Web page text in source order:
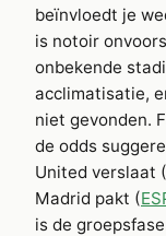
beïnvloedt je
is notoir
onbekende
acclimatisatie,
niet gevonden.
de odds
United verslaat (
Madrid pakt (
is de